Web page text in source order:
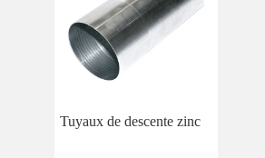
Tuyaux de descente zinc